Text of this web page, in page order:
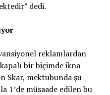
dedi.
reklamlardan
bir biçimde ikna
Skar, mektubunda şu
1’de müsaade edilen bu